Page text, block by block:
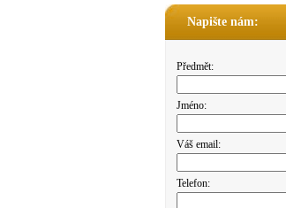
Napište nám:
Předmět:
Jméno:
Váš email:
Telefon: